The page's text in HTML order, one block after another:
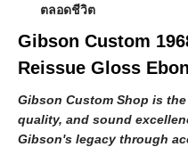
ตลอดชีวิต
Gibson Custom
Reissue Gloss
Gibson Custom Shop is
quality, and sound
Gibson's legacy through